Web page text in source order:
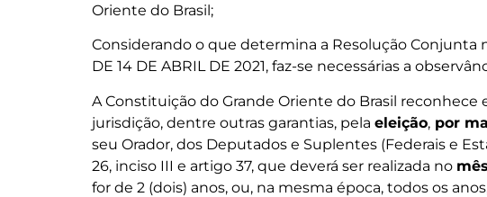
Oriente do Brasil;
Considerando o que determina a Resolução Conjunta
DE 14 DE ABRIL DE 2021, faz-se necessárias a
A Constituição do Grande Oriente do Brasil reconhece
jurisdição, dentre outras garantias, pela eleição, por
seu Orador, dos Deputados e Suplentes (Federais e
26, inciso III e artigo 37, que deverá ser realizada no
for de 2 (dois) anos, ou, na mesma época, todos os